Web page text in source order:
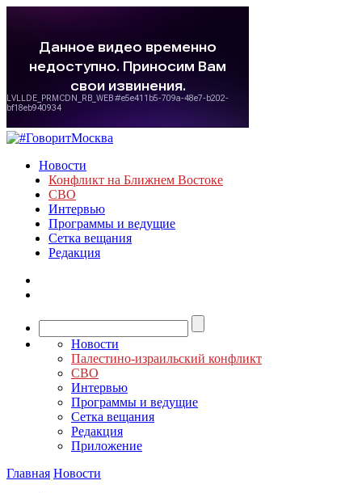
Новости
Конфликт на Ближнем Востоке
СВО
Интервью
Программы и ведущие
Сетка вещания
Редакция
Новости
Палестино-израильский конфликт
СВО
Интервью
Программы и ведущие
Сетка вещания
Редакция
Приложение
Главная Новости